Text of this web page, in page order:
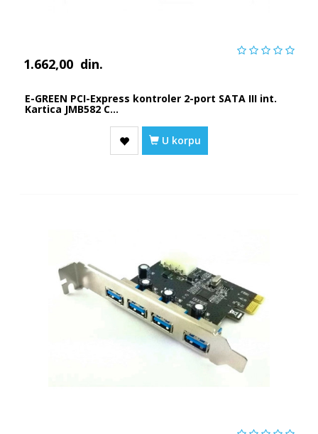
1.662,00 din.
E-GREEN PCI-Express kontroler 2-port SATA III int.
Kartica JMB582 C...
U korpu